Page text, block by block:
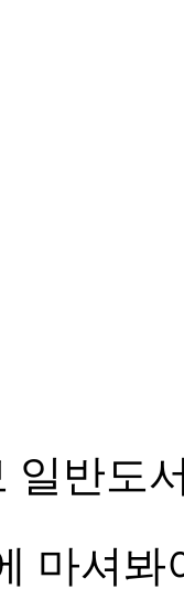
일반도
마셔봐